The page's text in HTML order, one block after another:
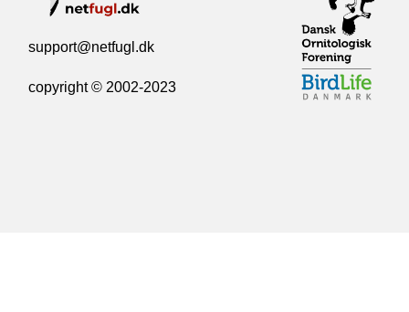
support@netfugl.dk
copyright © 2002-2023